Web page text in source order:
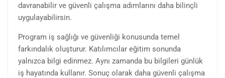
davranabilir ve güvenli çalışma adımlarını daha bilinçli
uygulayabilirsin.
Program iş sağlığı ve güvenliği konusunda temel
farkındalık oluşturur. Katılımcılar eğitim sonunda
yalnızca bilgi edinmez. Aynı zamanda bu bilgileri günlük
iş hayatında kullanır. Sonuç olarak daha güvenli çalışma